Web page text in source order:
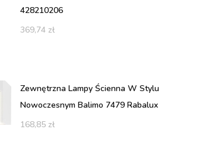
428210206
369,74 zł
Zewnętrzna Lampy Ścienna W Stylu
Nowoczesnym Balimo 7479 Rabalux
168,85 zł